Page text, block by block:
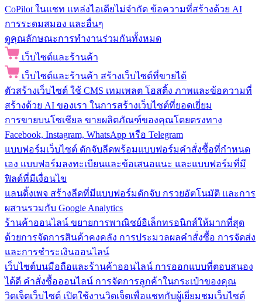
CoPilot ในแชท แหล่งไอเดียไม่จำกัด ข้อความที่สร้างด้วย AI
การระดมสมอง และอื่นๆ
ดูคุณลักษณะการทำงานร่วมกันทั้งหมด
เว็บไซต์และร้านค้า
เว็บไซต์และร้านค้า สร้างเว็บไซต์ที่ขายได้
ตัวสร้างเว็บไซต์ ใช้ CMS เทมเพลต โฮสติ้ง ภาพและข้อความที่
สร้างด้วย AI ของเรา ในการสร้างเว็บไซต์ที่ยอดเยี่ยม
การขายบนโซเชียล ขายผลิตภัณฑ์ของคุณโดยตรงทาง
Facebook, Instagram, WhatsApp หรือ Telegram
แบบฟอร์มเว็บไซต์ ดักจับลีดพร้อมแบบฟอร์มคำสั่งซื้อที่กำหนด
เอง แบบฟอร์มลงทะเบียนและข้อเสนอแนะ และแบบฟอร์มที่มี
ฟิลด์ที่มีเงื่อนไข
แลนดิ้งเพจ สร้างลีดที่มีแบบฟอร์มดักจับ กรวยอัตโนมัติ และการ
ผสานรวมกับ Google Analytics
ร้านค้าออนไลน์ ขยายการพาณิชย์อิเล็กทรอนิกส์ให้มากที่สุด
ด้วยการจัดการสินค้าคงคลัง การประมวลผลคำสั่งซื้อ การจัดส่ง
และการชำระเงินออนไลน์
เว็บไซต์บนมือถือและร้านค้าออนไลน์ การออกแบบที่ตอบสนอง
ได้ดี คำสั่งซื้อออนไลน์ การจัดการลูกค้าในกระเป๋าของคุณ
วิดเจ็ตเว็บไซต์ เปิดใช้งานวิดเจ็ตเพื่อแชทกับผู้เยี่ยมชมเว็บไซต์